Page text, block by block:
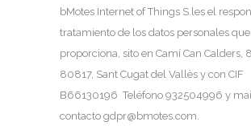
bMotes Internet of Things S.les el
tratamiento de los datos personales
proporciona, sito en Camí Can Calders, 8
80817, Sant Cugat del Vallès y con CIF
B66130196 Teléfono 932504996 y
contacto gdpr@bmotes.com.